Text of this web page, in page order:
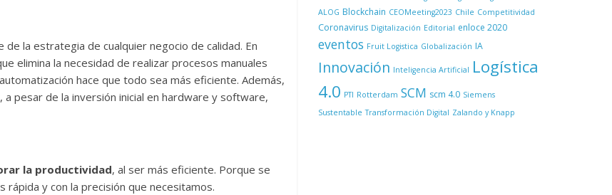
la estrategia de cualquier negocio de calidad. En
elimina la necesidad de realizar procesos manuales
hace que todo sea más eficiente. Además,
pesar de la inversión inicial en hardware y software,
la productividad, al ser más eficiente. Porque se
y con la precisión que necesitamos.
ALOG Blockchain CEOMeeting2023 Chile Competitividad
Coronavirus Digitalización Editorial enloce 2020
eventos Fruit Logistica Globalización IA
Innovación Inteligencia Artificial Logística
4.0 PTI Rotterdam SCM scm 4.0 Siemens
Sustentable Transformación Digital Zalando y Knapp